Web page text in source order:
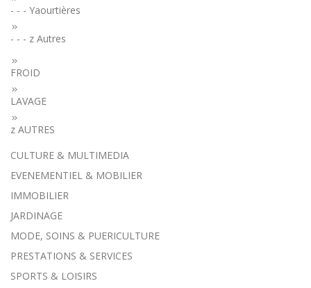
- - - Yaourtières
- - - z Autres
FROID
LAVAGE
z AUTRES
CULTURE & MULTIMEDIA
EVENEMENTIEL & MOBILIER
IMMOBILIER
JARDINAGE
MODE, SOINS & PUERICULTURE
PRESTATIONS & SERVICES
SPORTS & LOISIRS